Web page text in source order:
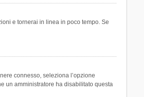
e tornerai in linea in poco tempo. Se
connesso, seleziona l’opzione
un amministratore ha disabilitato questa